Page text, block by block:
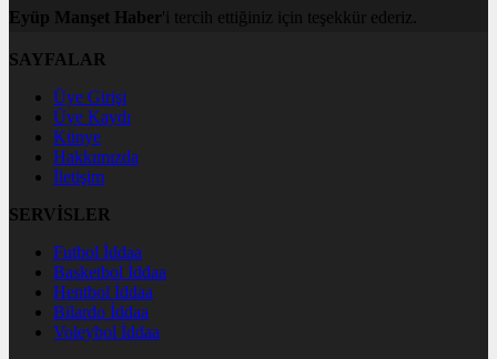
Eyüp Manşet Haber'i tercih ettiğiniz için teşekkür ederiz.
SAYFALAR
Üye Girişi
Üye Kaydı
Künye
Hakkımızda
İletişim
SERVİSLER
Futbol İddaa
Basketbol İddaa
Hentbol İddaa
Bilardo İddaa
Voleybol İddaa